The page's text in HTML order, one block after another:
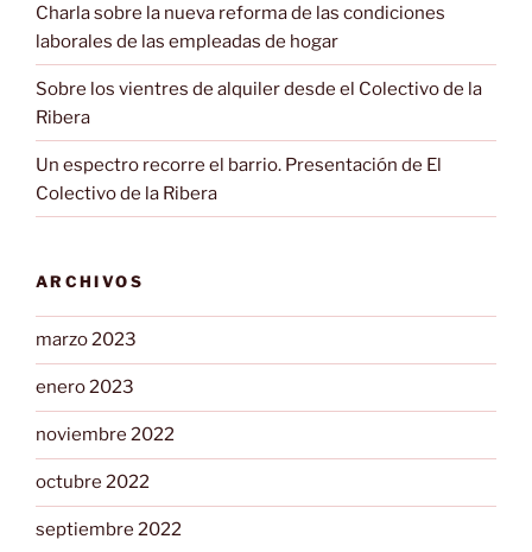
Charla sobre la nueva reforma de las condiciones
laborales de las empleadas de hogar
Sobre los vientres de alquiler desde el Colectivo de la
Ribera
Un espectro recorre el barrio. Presentación de El
Colectivo de la Ribera
ARCHIVOS
marzo 2023
enero 2023
noviembre 2022
octubre 2022
septiembre 2022